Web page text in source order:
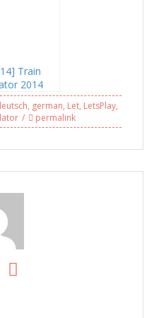
Train
2014
#014 –
Einspurig
BR 103
, german, Let, LetsPlay,
permalink